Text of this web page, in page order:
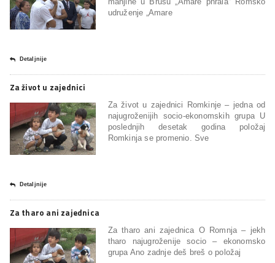
udruženje „Amare
Detaljnije
Za život u zajednici
Za život u zajednici Romkinje – jedna od
najugroženijih socio-ekonomskih grupa U
poslednjih desetak godina položaj
Romkinja se promenio. Sve
Detaljnije
Za tharo ani zajednica
Za tharo ani zajednica O Romnja – jekh
tharo najugroženije socio – ekonomsko
grupa Ano zadnje deš breš o položaj